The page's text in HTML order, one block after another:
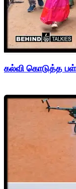
கல்வி கொடுத்த